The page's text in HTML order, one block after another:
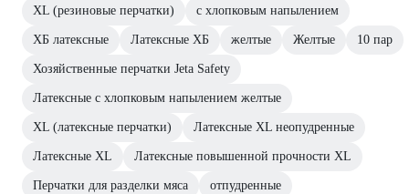
XL (резиновые перчатки) с хлопковым напылением
ХБ латексные Латексные ХБ желтые Желтые 10 пар
Хозяйственные перчатки Jeta Safety
Латексные с хлопковым напылением желтые
XL (латексные перчатки) Латексные XL неопудренные
Латексные XL Латексные повышенной прочности XL
Перчатки для разделки мяса отпудренные